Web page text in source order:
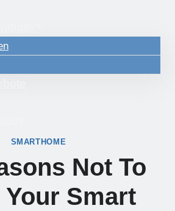
SMARTHOME
Not To
Your Smart